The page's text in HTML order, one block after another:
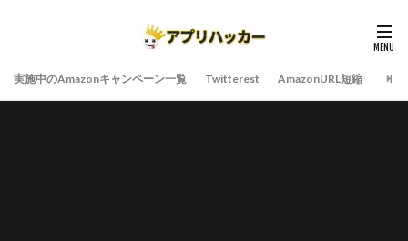
実施中のAmazonキャンペーン一覧 Twitterest AmazonURL短縮